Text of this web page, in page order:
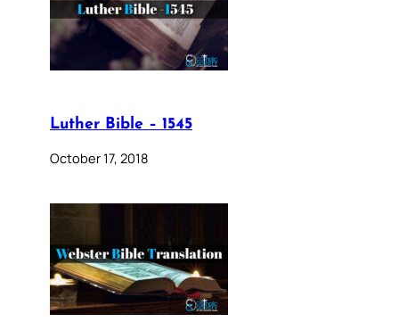
Luther Bible – 1545
October 17, 2018